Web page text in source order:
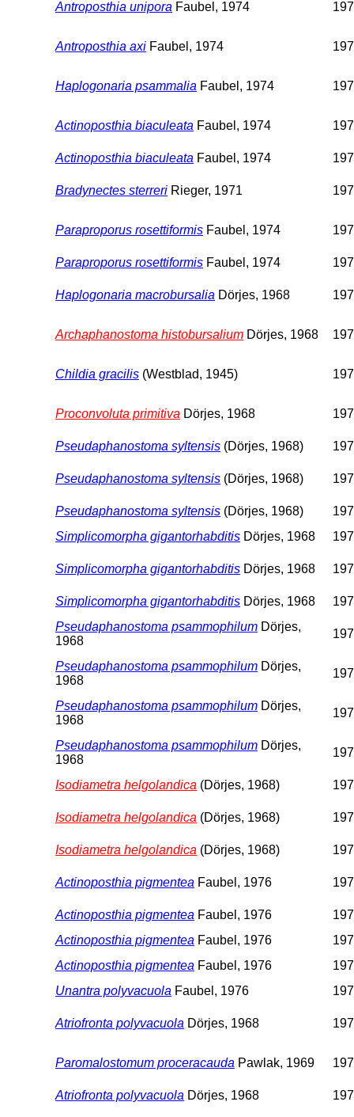
Antroposthia unipora Faubel, 1974
Antroposthia axi Faubel, 1974
Haplogonaria psammalia Faubel, 1974
Actinoposthia biaculeata Faubel, 1974
Actinoposthia biaculeata Faubel, 1974
Bradynectes sterreri Rieger, 1971
Paraproporus rosettiformis Faubel, 1974
Paraproporus rosettiformis Faubel, 1974
Haplogonaria macrobursalia Dörjes, 1968
Archaphanostoma histobursalium Dörjes, 1968
Childia gracilis (Westblad, 1945)
Proconvoluta primitiva Dörjes, 1968
Pseudaphanostoma syltensis (Dörjes, 1968)
Pseudaphanostoma syltensis (Dörjes, 1968)
Pseudaphanostoma syltensis (Dörjes, 1968)
Simplicomorpha gigantorhabditis Dörjes, 1968
Simplicomorpha gigantorhabditis Dörjes, 1968
Simplicomorpha gigantorhabditis Dörjes, 1968
Pseudaphanostoma psammophilum Dörjes,
1968
Pseudaphanostoma psammophilum Dörjes,
1968
Pseudaphanostoma psammophilum Dörjes,
1968
Pseudaphanostoma psammophilum Dörjes,
1968
Isodiametra helgolandica (Dörjes, 1968)
Isodiametra helgolandica (Dörjes, 1968)
Isodiametra helgolandica (Dörjes, 1968)
Actinoposthia pigmentea Faubel, 1976
Actinoposthia pigmentea Faubel, 1976
Actinoposthia pigmentea Faubel, 1976
Actinoposthia pigmentea Faubel, 1976
Unantra polyvacuola Faubel, 1976
Atriofronta polyvacuola Dörjes, 1968
Paromalostomum proceracauda Pawlak, 1969
Atriofronta polyvacuola Dörjes, 1968